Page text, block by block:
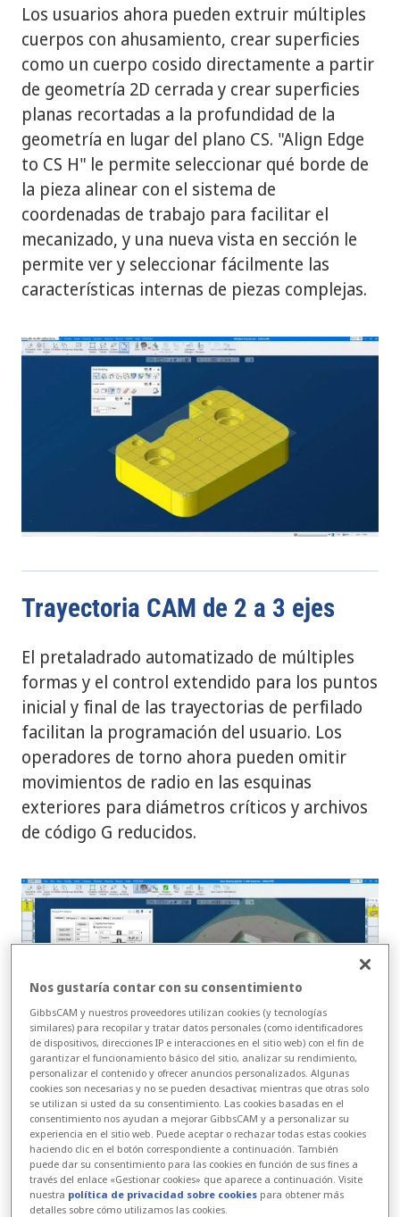
Los usuarios ahora pueden extruir múltiples
cuerpos con ahusamiento, crear superficies
como un cuerpo cosido directamente a partir
de geometría 2D cerrada y crear superficies
planas recortadas a la profundidad de la
geometría en lugar del plano CS. "Align Edge
to CS H" le permite seleccionar qué borde de
la pieza alinear con el sistema de
coordenadas de trabajo para facilitar el
mecanizado, y una nueva vista en sección le
permite ver y seleccionar fácilmente las
características internas de piezas complejas.
Trayectoria CAM de 2 a 3 ejes
El pretaladrado automatizado de múltiples
formas y el control extendido para los puntos
inicial y final de las trayectorias de perfilado
facilitan la programación del usuario. Los
operadores de torno ahora pueden omitir
movimientos de radio en las esquinas
exteriores para diámetros críticos y archivos
de código G reducidos.
VoluMill ahora es hasta un 60% más rápido en
el cálculo de operaciones de fresado en
reposo para geometrías complejas y permite
a los usuarios controlar el punto de partida
Nos gustaría contar con su consentimiento
GibbsCAM y nuestros proveedores utilizan cookies (y tecnologías
similares) para recopilar y tratar datos personales (como identificadores
de dispositivos, direcciones IP e interacciones en el sitio web) con el fin de
garantizar el funcionamiento básico del sitio, analizar su rendimiento,
personalizar el contenido y ofrecer anuncios personalizados. Algunas
cookies son necesarias y no se pueden desactivar, mientras que otras solo
se utilizan si usted da su consentimiento. Las cookies basadas en el
consentimiento nos ayudan a mejorar GibbsCAM y a personalizar su
experiencia en el sitio web. Puede aceptar o rechazar todas estas cookies
haciendo clic en el botón correspondiente a continuación. También
puede dar su consentimiento para las cookies en función de sus fines a
través del enlace «Gestionar cookies» que aparece a continuación. Visite
nuestra política de privacidad sobre cookies para obtener más
detalles sobre cómo utilizamos las cookies.